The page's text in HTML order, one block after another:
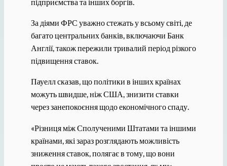
За діями ФРС уважно стежать у всьому світі, де
багато центральних банків, включаючи Банк
Англії, також пережили тривалий період різкого
підвищення ставок.
Пауелл сказав, що політики в інших країнах
можуть швидше, ніж США, знизити ставки
через занепокоєння щодо економічного спаду.
«Різниця між Сполученими Штатами та іншими
країнами, які зараз розглядають можливість
зниження ставок, полягає в тому, що вони